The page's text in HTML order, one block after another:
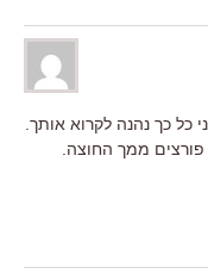
כל כך נהנה לקרוא אותך.
ממך החוצה.